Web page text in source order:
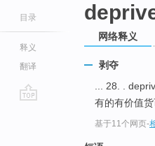
目录
释义
翻译
网络释义
剥夺
... 28. .
有的有价值
基于11个网页-